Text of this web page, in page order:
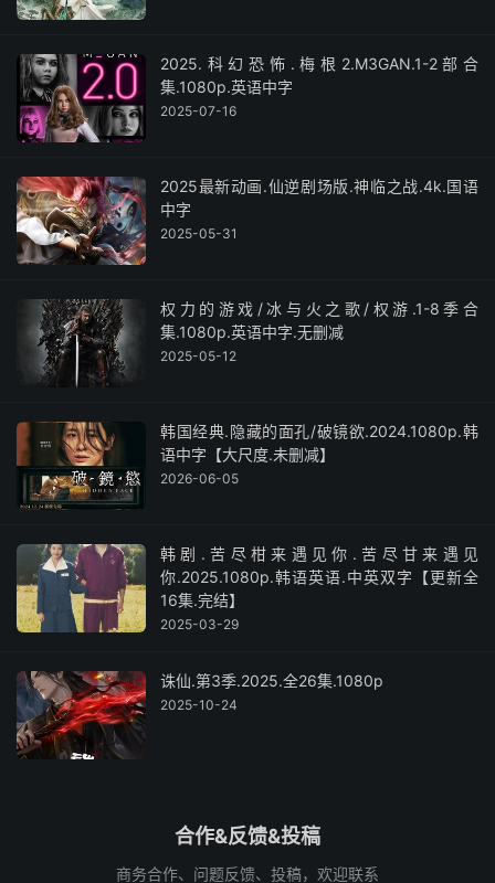
2025.科幻恐怖.梅根2.M3GAN.1-2部合
集.1080p.英语中字
2025-07-16
2025最新动画.仙逆剧场版.神临之战.4k.国语
中字
2025-05-31
权力的游戏/冰与火之歌/权游.1-8季合
集.1080p.英语中字.无删减
2025-05-12
韩国经典.隐藏的面孔/破镜欲.2024.1080p.韩
语中字【大尺度.未删减】
2026-06-05
韩剧.苦尽柑来遇见你.苦尽甘来遇见
你.2025.1080p.韩语英语.中英双字【更新全
16集.完结】
2025-03-29
诛仙.第3季.2025.全26集.1080p
2025-10-24
合作&反馈&投稿
商务合作、问题反馈、投稿，欢迎联系